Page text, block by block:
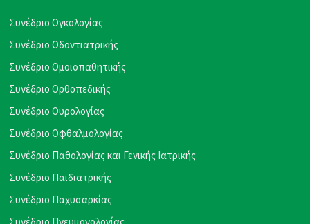
Συνέδριο Ογκολογίας
Συνέδριο Οδοντιατρικής
Συνέδριο Ομοιοπαθητικής
Συνέδριο Ορθοπεδικής
Συνέδριο Ουρολογίας
Συνέδριο Οφθαλμολογίας
Συνέδριο Παθολογίας και Γενικής Ιατρικής
Συνέδριο Παιδιατρικής
Συνέδριο Παχυσαρκίας